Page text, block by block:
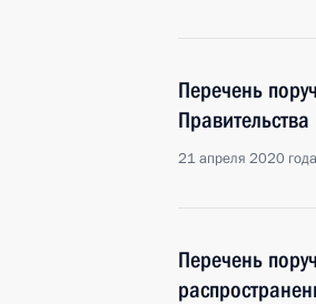
Перечень
Правительства
21 апреля 2020
Перечень